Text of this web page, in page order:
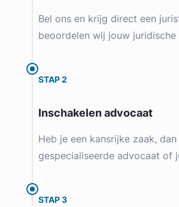
Bel ons en krijg direct een
beoordelen wij jouw juridische
STAP 2
Inschakelen advocaat
Heb je een kansrijke zaak,
gespecialiseerde advocaat of
STAP 3